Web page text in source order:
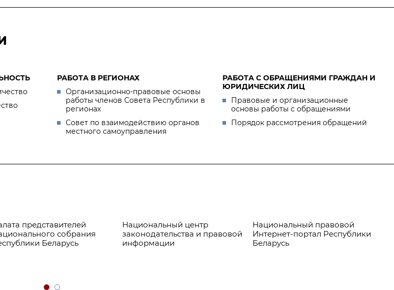
РАБОТА В РЕГИОНАХ
Организационно-правовые основы
работы членов Совета Республики в
регионах
Совет по взаимодействию органов
местного самоуправления
РАБОТА С ОБРАЩЕНИЯМИ ГРАЖДАН И
ЮРИДИЧЕСКИХ ЛИЦ
Правовые и организационные
основы работы с обращениями
Порядок рассмотрения обращений
представителей
собрания
Беларусь
Национальный центр
законодательства и правовой
информации
Национальный правовой
Интернет-портал Республики
Беларусь